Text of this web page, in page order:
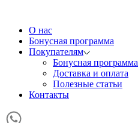
О нас
Бонусная программа
Покупателям
Бонусная программа
Доставка и оплата
Полезные статьи
Контакты